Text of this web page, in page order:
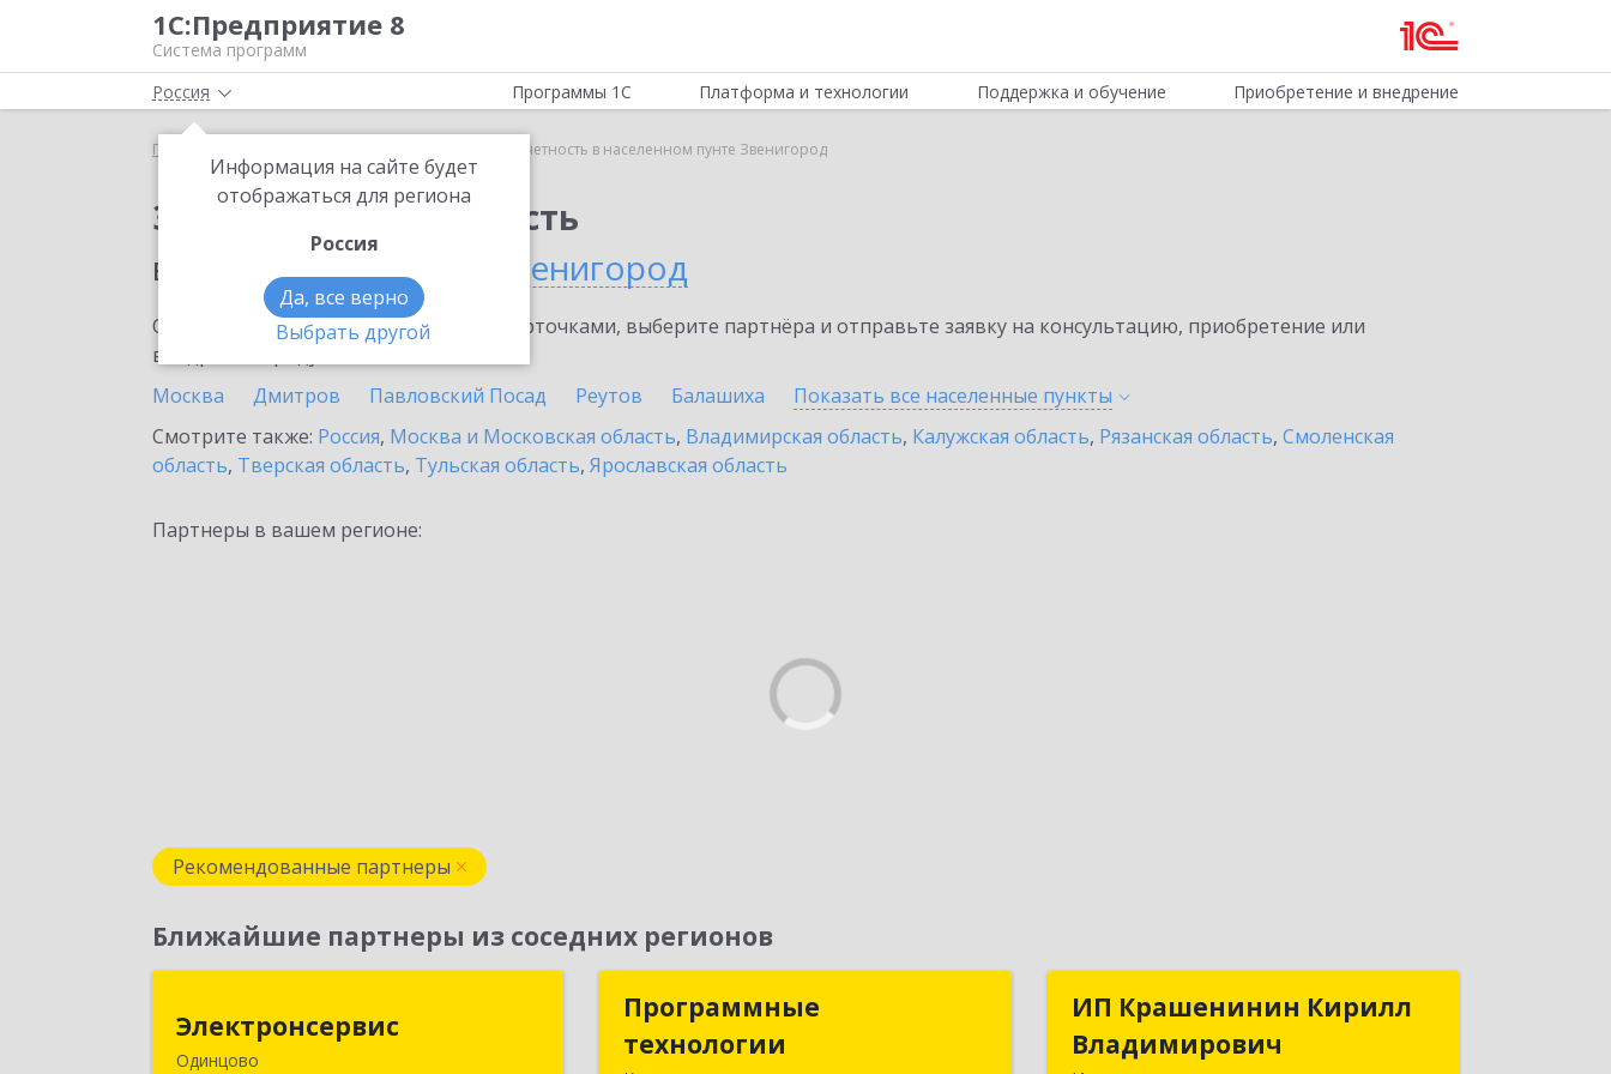
1С:Предприятие 8
Система программ
Россия
Информация на сайте будет
отображаться для региона
Россия
Да, все верно
Выбрать другой
Программы 1С Платформа и технологии Поддержка и обучение Приобретение и внедрение
Главная 1С-Отчетность в населенном пунте Звенигород
Заказать 1С-Отчетность
в населенном пунте
Звенигород
Ознакомьтесь с информационными карточками, выберите партнёра и отправьте заявку на консультацию, приобретение или
внедрение продукта.
Москва
Дмитров Павловский Посад Реутов Балашиха Показать все населенные пункты
Смотрите также: Россия, Москва и Московская область, Владимирская область, Калужская область, Рязанская область, Смоленская
область, Тверская область, Тульская область, Ярославская область
Партнеры в вашем регионе:
Рекомендованные партнеры
Ближайшие партнеры из соседних регионов
Электронсервис
Одинцово
Программные
технологии
Программные
ИП Крашенинин Кирилл
Владимирович
ИП Крашенинин Кирилл
Владимирович